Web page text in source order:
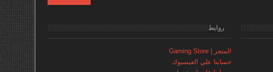
روابط
المتجر | Gaming Store
حسابنا علي الفيسبوك